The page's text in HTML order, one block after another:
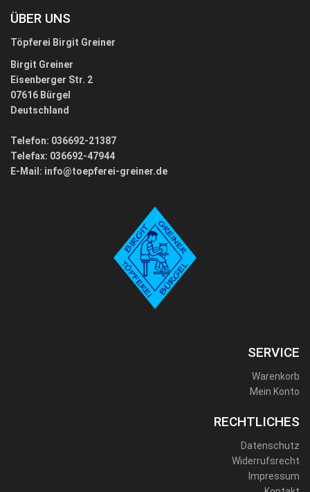
ÜBER UNS
Töpferei Birgit Greiner
Birgit Greiner
Eisenberger Str. 2
07616 Bürgel
Deutschland
Telefon: 036692-21387
Telefax: 036692-47944
E-Mail: info@toepferei-greiner.de
SERVICE
Warenkorb
Mein Konto
RECHTLICHES
Datenschutz
Widerrufsrecht
Impressum